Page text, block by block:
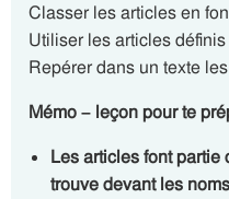
Classer les articles en
Utiliser les articles
Repérer dans un texte
Mémo – leçon pour te
Les articlesfont partie
trouvedevant les noms